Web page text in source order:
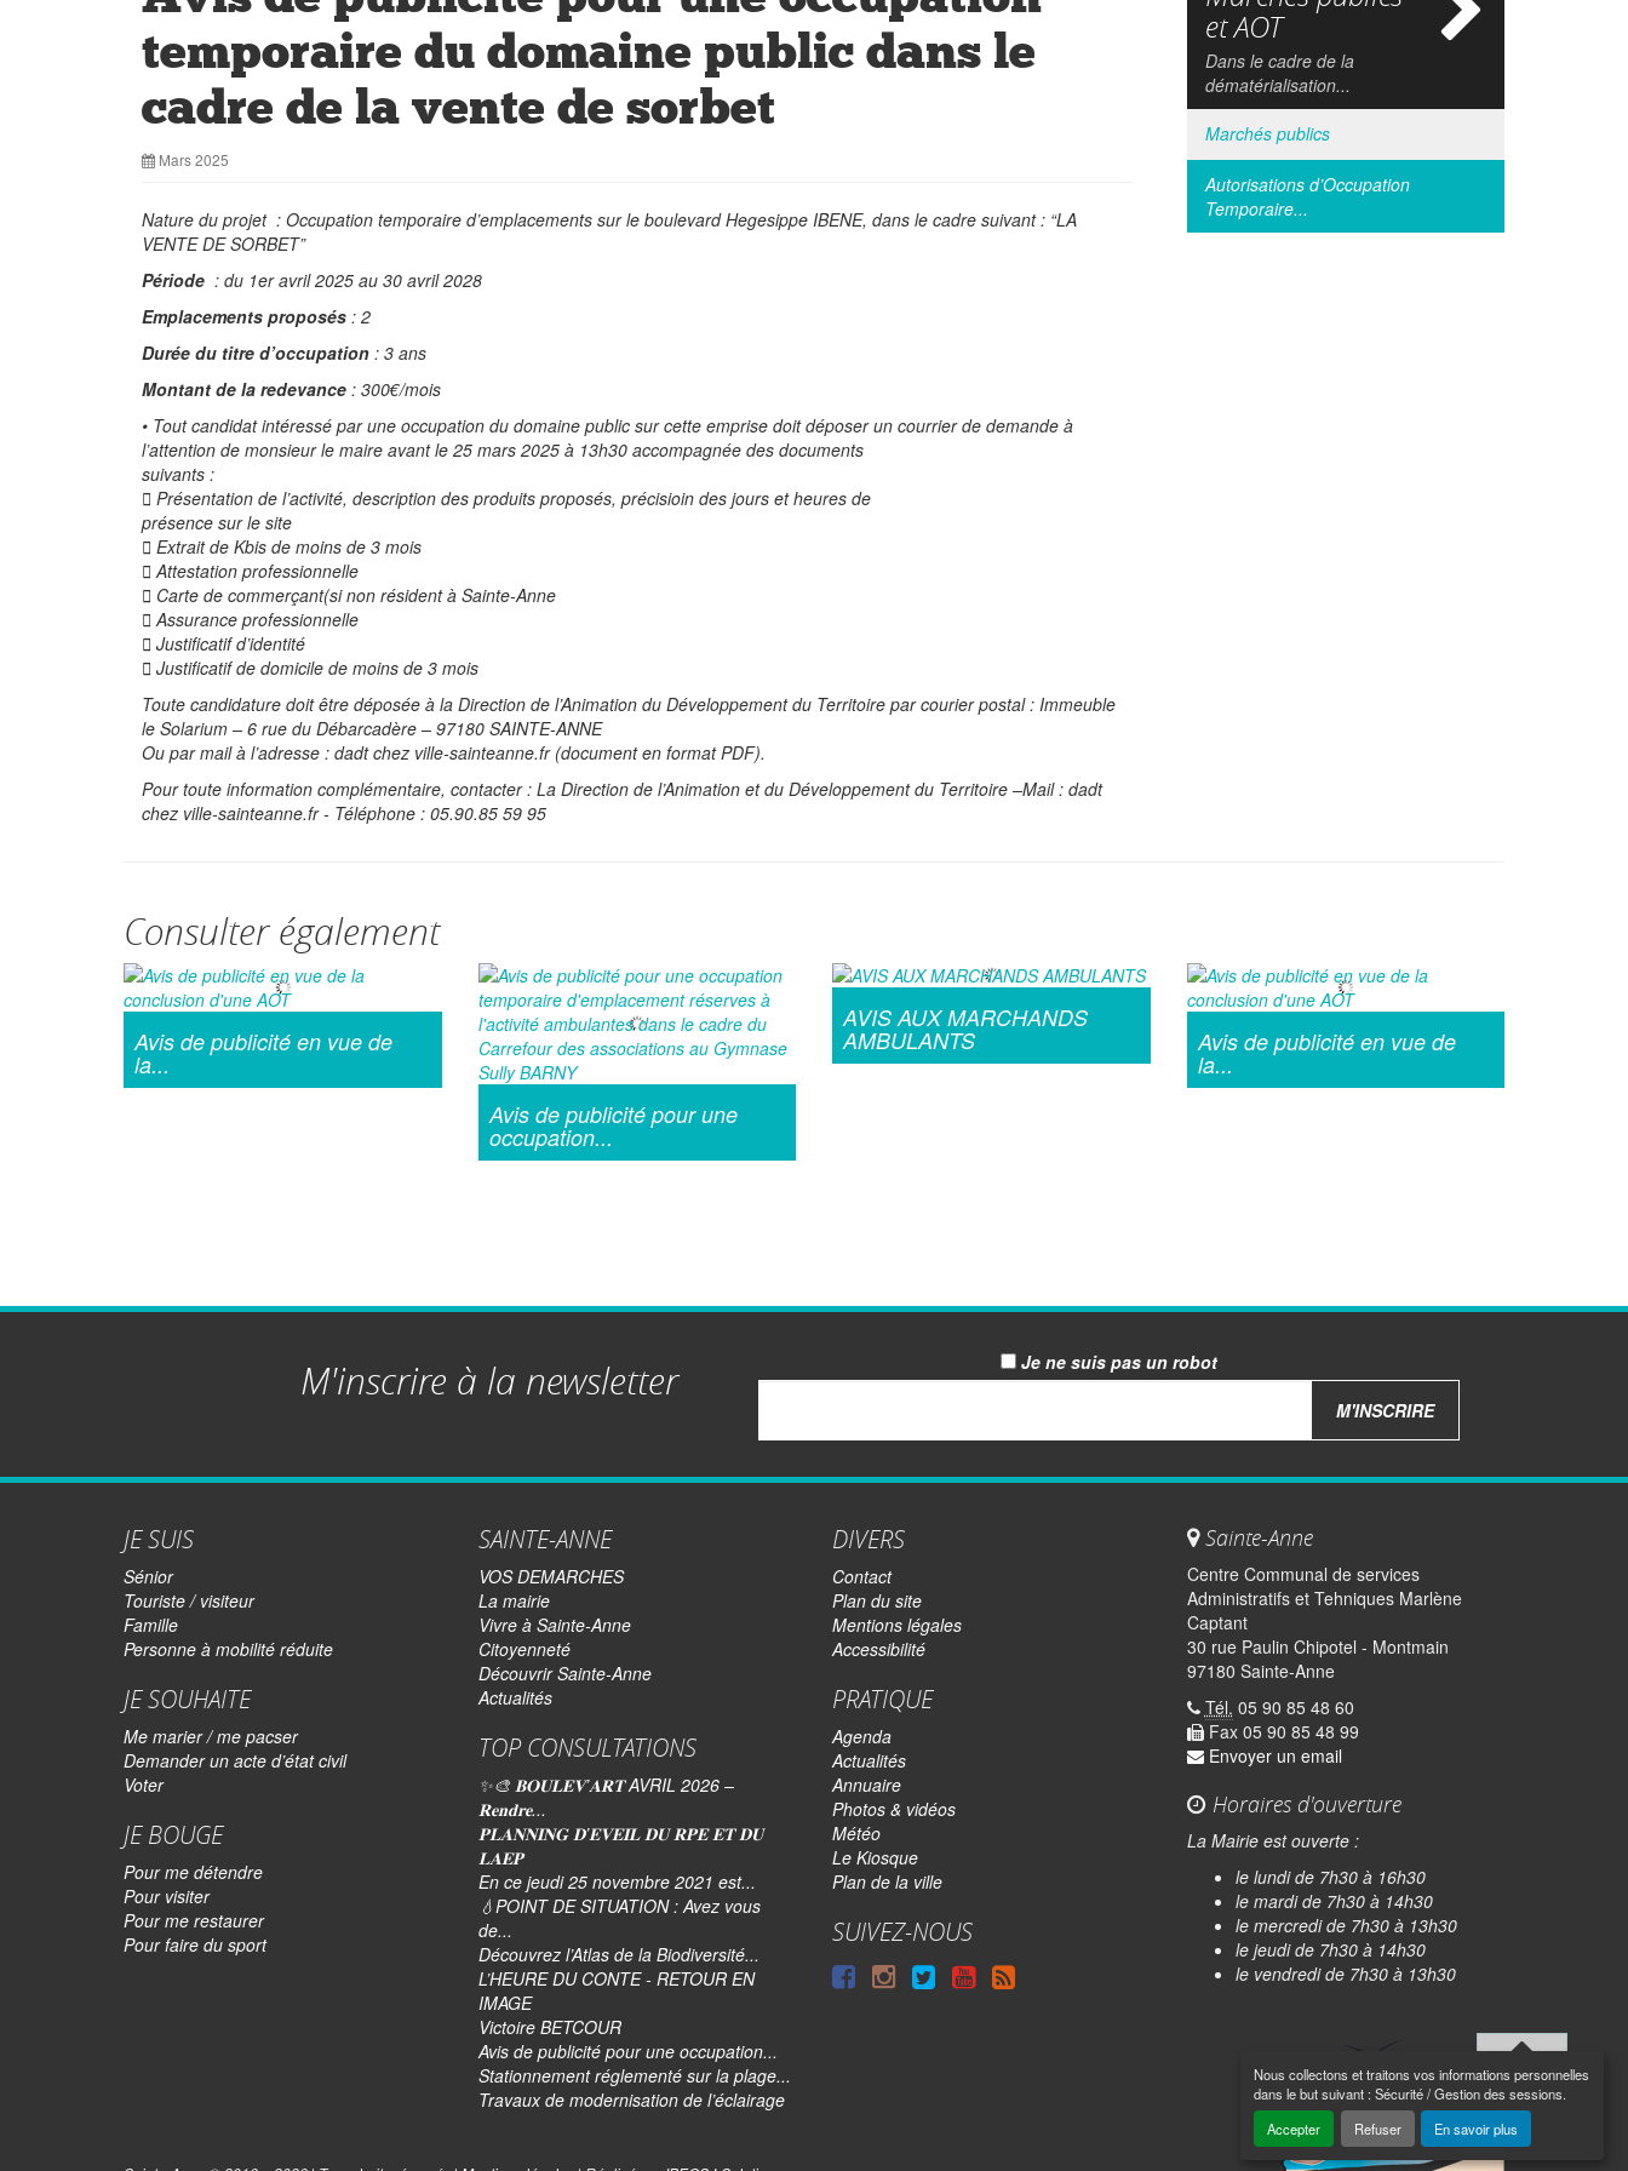
Nous collectons et traitons vos informations personnelles
dans le but suivant :Sécurité / Gestion des sessions.
Accepter
Refuser En savoir plus
temporaire du domaine public dans le
cadre de la vente de sorbet
Mars 2025
Nature du projet : Occupation temporaire d’emplacements sur le boulevard Hegesippe IBENE, dans le cadre suivant : “LA
VENTE DE SORBET”
Période : du 1er avril 2025 au 30 avril 2028
Emplacements proposés : 2
Durée du titre d’occupation : 3 ans
Montant de la redevance : 300€/mois
• Tout candidat intéressé par une occupation du domaine public sur cette emprise doit déposer un courrier de demande à
l’attention de monsieur le maire avant le 25 mars 2025 à 13h30 accompagnée des documents
suivants :
 Présentation de l’activité, description des produits proposés, précisioin des jours et heures de
présence sur le site
 Extrait de Kbis de moins de 3 mois
 Attestation professionnelle
 Carte de commerçant(si non résident à Sainte-Anne
 Assurance professionnelle
 Justificatif d’identité
 Justificatif de domicile de moins de 3 mois
Toute candidature doit être déposée à la Direction de l’Animation du Développement du Territoire par courier postal : Immeuble
le Solarium – 6 rue du Débarcadère – 97180 SAINTE-ANNE
Ou par mail à l’adresse : dadtchez ville-sainteanne.fr (document en format PDF).
Pour toute information complémentaire, contacter : La Direction de l’Animation et du Développement du Territoire –Mail : dadt
chez ville-sainteanne.fr - Téléphone : 05.90.85 59 95
et AOT
Dans le cadre de la
dématérialisation...
Marchés publics
Autorisations d’Occupation
Temporaire...
Consulter également
Avis de publicité en vue de
la...
Avis de publicité pour une
occupation...
AVIS AUX MARCHANDS
AMBULANTS Avis de publicité en vue de
la...
Haut de
page
M'inscrire à la newsletter
Je ne suis pas un robot
M'INSCRIRE
JE SUIS
Sénior
Touriste / visiteur
Famille
Personne à mobilité réduite
JE SOUHAITE
Me marier / me pacser
Demander un acte d’état civil
Voter
JE BOUGE
Pour me détendre
Pour visiter
Pour me restaurer
Pour faire du sport
SAINTE-ANNE
VOS DEMARCHES
La mairie
Vivre à Sainte-Anne
Citoyenneté
Découvrir Sainte-Anne
Actualités
TOP CONSULTATIONS
✨🎨 𝐁𝐎𝐔𝐋𝐄𝐕’𝐀𝐑𝐓 AVRIL 2026 –
𝐑𝐞𝐧𝐝𝐫𝐞...
𝐏𝐋𝐀𝐍𝐍𝐈𝐍𝐆 𝐃’𝐄𝐕𝐄𝐈𝐋 𝐃𝐔 𝐑𝐏𝐄 𝐄𝐓 𝐃𝐔
𝐋𝐀𝐄𝐏
En ce jeudi 25 novembre 2021 est...
💧POINT DE SITUATION : Avez vous
de...
Découvrez l’Atlas de la Biodiversité...
L’HEURE DU CONTE - RETOUR EN
IMAGE
Victoire BETCOUR
Avis de publicité pour une occupation...
Stationnement réglementé sur la plage...
Travaux de modernisation de l’éclairage
DIVERS
Contact
Plan du site
Mentions légales
Accessibilité
PRATIQUE
Agenda
Actualités
Annuaire
Photos & vidéos
Météo
Le Kiosque
Plan de la ville
SUIVEZ-NOUS
SuivreSuivreSuivreSyndiquer
Sainte-Anne
Centre Communal de services
Administratifs et Tehniques Marlène
Captant
30 rue Paulin Chipotel - Montmain
97180 Sainte-Anne
Tél. 05 90 85 48 60
Fax 05 90 85 48 99
Envoyer un email
Horaires d'ouverture
La Mairie est ouverte :
le lundi de 7h30 à 16h30
le mardi de 7h30 à 14h30
le mercredi de 7h30 à 13h30
le jeudi de 7h30 à 14h30
le vendredi de 7h30 à 13h30